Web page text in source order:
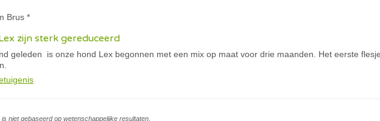
Brus *
zijn sterk gereduceerd
geleden is onze hond Lex begonnen met een mix op maat voor drie maanden. Het eerste
niet gebaseerd op wetenschappelijke resultaten.